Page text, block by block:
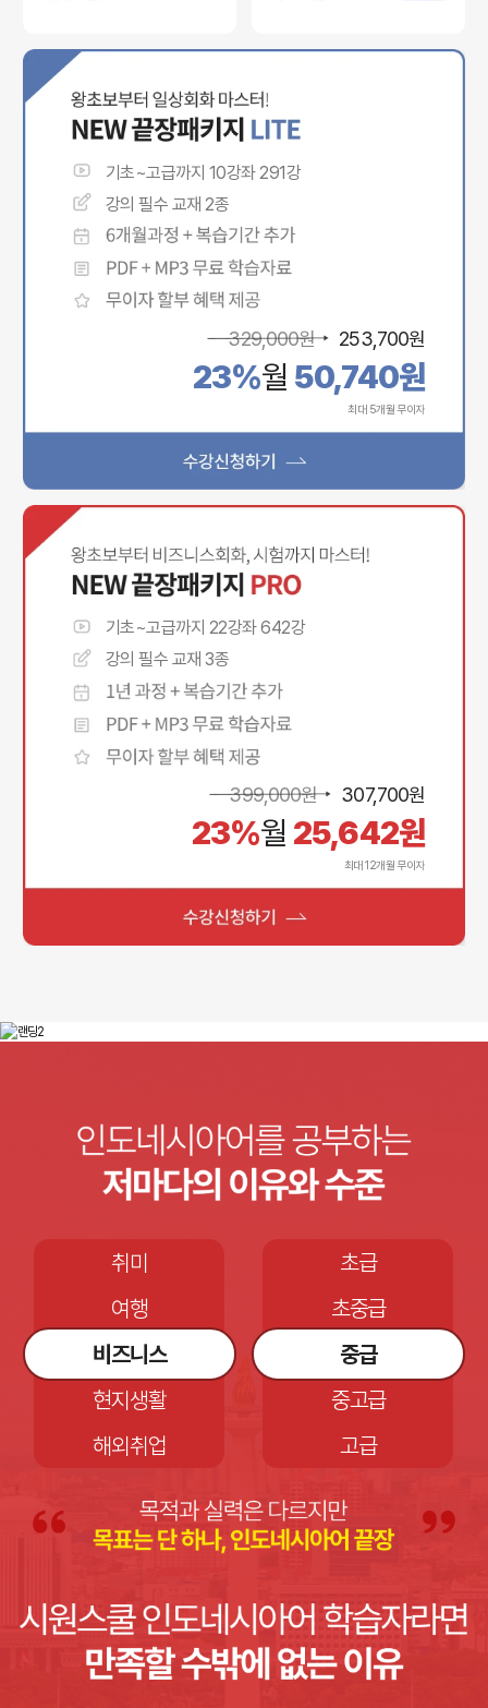
기초~고급까지 10강좌 291강
강의 필수 교재 2종
329,000원 253,700원
23%월 50,740원
최대 5개월 무이자
기초~고급까지 22강좌 642강
강의 필수 교재 3종
399,000원 307,700원
23%월 25,642원
최대 12개월 무이자
여행
시험
개인사업
여행
비즈니스
현지생활
해외취업
시험
취미
비즈니스
현지생활
중급
중고급
왕초보
초급
초중급
중급
중고급
왕초보
초중급
중급